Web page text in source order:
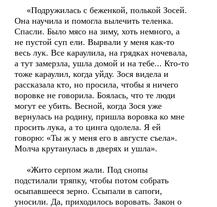
«Подружилась с беженкой, полькой Зосей.
Она научила и помогла вылечить теленка.
Спасли. Было мясо на зиму, хоть немного, а
не пустой суп ели. Вырвали у меня как-то
весь лук. Все караулила, на грядках ночевала,
а тут замерзла, ушла домой и на тебе... Кто-то
тоже караулил, когда уйду. Зося видела и
рассказала кто, но просила, чтобы я ничего
воровке не говорила. Боялась, что те люди
могут ее убить. Весной, когда Зося уже
вернулась на родину, пришла воровка ко мне
просить лука, а то цинга одолела. Я ей
говорю: «Ты ж у меня его в августе съела».
Молча крутанулась в дверях и ушла».
«Жито серпом жали. Под снопы
подстилали тряпку, чтобы потом собрать
осыпавшееся зерно. Ссыпали в сапоги,
уносили. Да, приходилось воровать. Закон о